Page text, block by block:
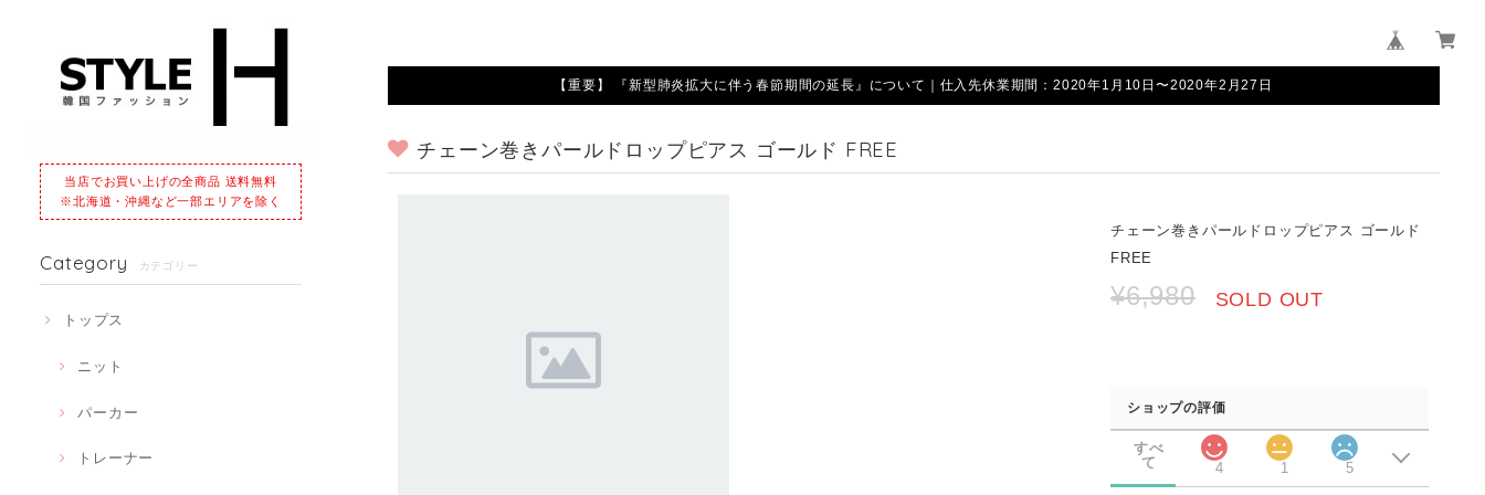
当店でお買い上げの全商品 送料無料
※北海道・沖縄など一部エリアを除く
Category カテゴリー
トップス
ニット
パーカー
トレーナー
【重要】 『新型肺炎拡大に伴う春節期間の延長』について｜仕入先休業期間：2020年1月10日〜2020年2月27日
チェーン巻きパールドロップピアス ゴールド FREE
チェーン巻きパールドロップピアス ゴールド
FREE
¥6,980 SOLD OUT
ショップの評価
すべ
て
4 1 5